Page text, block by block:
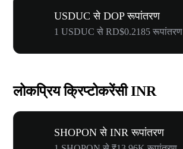
USDUC से DOP रूपांतरण
1 USDUC से RD$0.2185 रूपांतरण
लोकप्रिय क्रिप्टोकरेंसी INR
SHOPON से INR रूपांतरण